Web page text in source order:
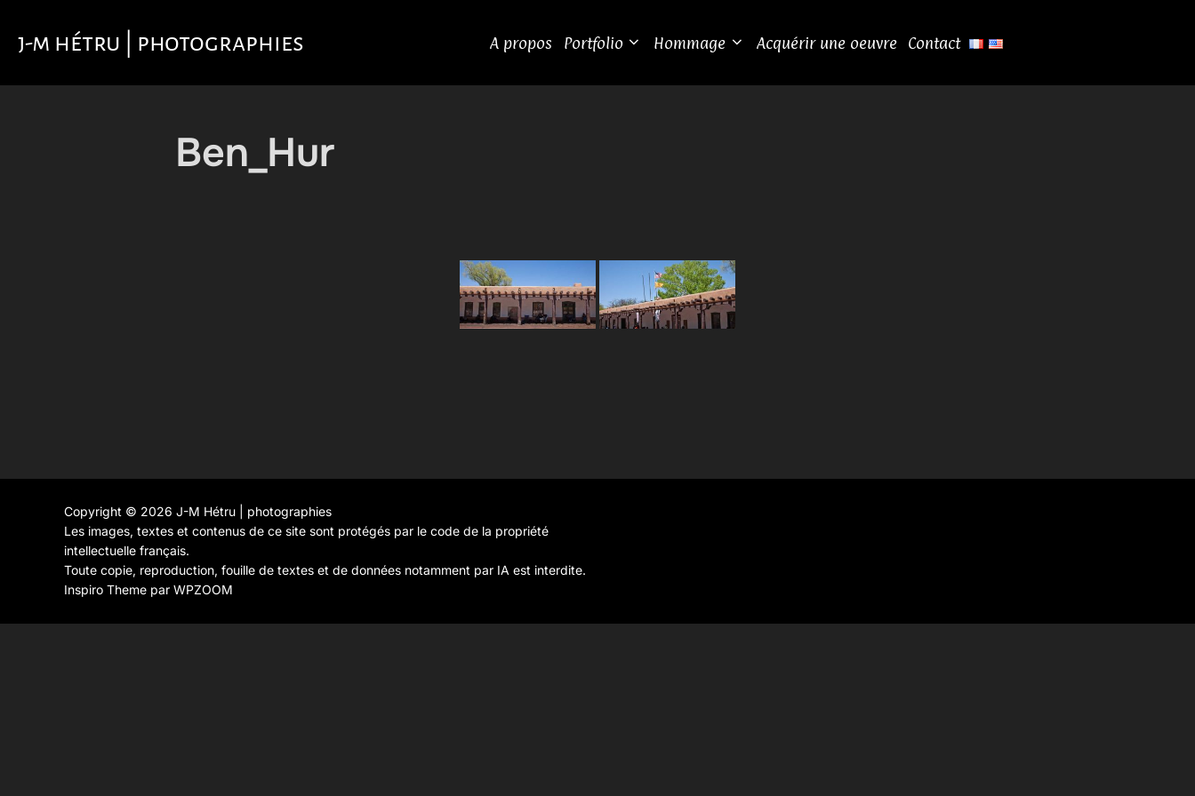
contenu
j-m hétru | photographies A propos Portfolio Hommage Acquérir une oeuvre Contact
Ben_Hur
Copyright © 2026 J-M Hétru | photographies
Les images, textes et contenus de ce site sont protégés par le code de la propriété
intellectuelle français.
Toute copie, reproduction, fouille de textes et de données notamment par IA est interdite.
Inspiro Theme par WPZOOM